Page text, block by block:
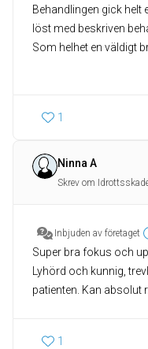
Behandlingen gick helt
löst med beskriven
Som helhet en väldigt
1
Ninna A
Skrev om
Inbjuden av företaget
Super bra fokus och
Lyhörd och kunnig,
patienten. Kan absolut
1